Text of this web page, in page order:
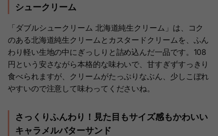
シュークリーム
「ダブルシュークリーム 北海道純生クリーム」は、コク
のある北海道純生クリームとカスタードクリームを、ふん
わり軽い生地の中にぎっしりと詰め込んだ一品です。108
円という安さながら本格的な味わいで、甘すぎずすっきり
食べられますが、クリームがたっぷりなぶん、少しこぼれ
やすいので注意して味わってくださいね。
さっくりふんわり！見た目もサイズ感もかわいい
キャラメルバターサンド